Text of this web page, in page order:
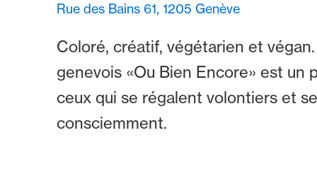
Rue des Bains 61, 1205 Genève
Coloré, créatif, végétarien et
genevois «Ou Bien Encore» est un
ceux qui se régalent volontiers et
consciemment.